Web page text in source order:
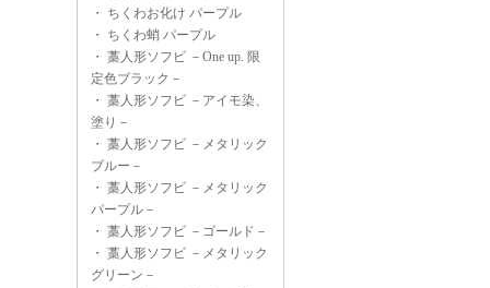
・ ちくわお化け パープル
・ ちくわ蛸 パープル
・ 藁人形ソフビ －One up. 限
定色ブラック－
・ 藁人形ソフビ －アイモ染、
塗り－
・ 藁人形ソフビ －メタリック
ブルー－
・ 藁人形ソフビ －メタリック
パープル－
・ 藁人形ソフビ －ゴールド－
・ 藁人形ソフビ －メタリック
グリーン－